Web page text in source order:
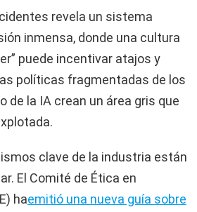
revela un sistema
inmensa, donde una cultura
puede incentivar atajos y
políticas fragmentadas de los
de la IA crean un área gris que
clave de la industria están
El Comité de Ética en
haemitió una nueva guía sobre